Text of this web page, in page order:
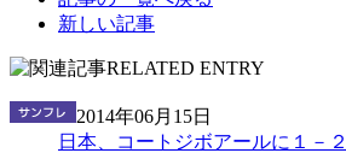
新しい記事
2014年06月15日
日本、コートジボアールに１－